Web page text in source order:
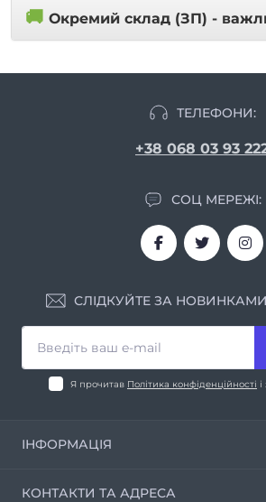
🚚 Окремий склад (ЗП) -
ТЕЛЕФОНИ:
+38 068 03 93
СОЦ МЕРЕЖІ:
СЛІДКУЙТЕ ЗА
Я прочитав Політика конфіденційності
ІНФОРМАЦІЯ
КОНТАКТИ ТА АДРЕСА